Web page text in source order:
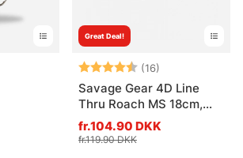
4.4 ud af 5 stjerner
Great Deal!
Vurdering: (16)
Savage Gear 4D Line
Thru Roach MS 18cm,
86g
fr.104.90 DKK
fr.119.90 DKK